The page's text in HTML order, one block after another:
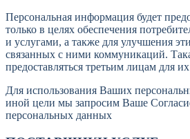
Персональная информация будет
только в целях обеспечения
и услугами, а также для улучшения
связанных с ними коммуникаций.
предоставляться третьим лицам для
Для использования Ваших
иной цели мы запросим Ваше
персональных данных